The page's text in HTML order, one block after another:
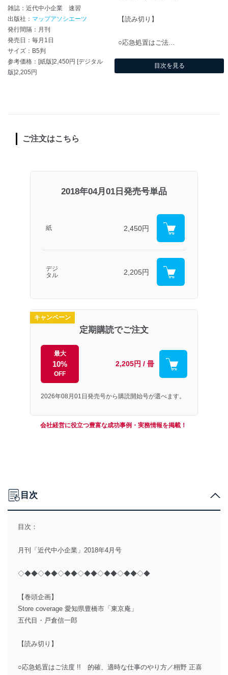
雑誌：近代中小企業 速習
出版社： マップアソシエーツ
発行間隔：月刊
発売日：毎月1日
サイズ：B5判
参考価格：[紙版]2,450円 [デジタル
版]2,205円
【読み切り】
○応急処置はご法...
目次を見る
ご注文はこちら
2018年04月01日発売号単品
紙 2,450円
デジ
タル
2,205円
キャンペーン
定期購読でご注文
最大
10%
OFF
2,205円 / 冊
2026年08月01日発売号から購読開始号が選べます。
会社経営に役立つ豊富な成功事例・実務情報を掲載！
目次
目次：
月刊「近代中小企業」2018年4月号
◇◆◆◇◆◆◇◆◆◇◆◆◇◆◆◇◆◆◇◆
【巻頭企画】
Store coverage 愛知県豊橋市「東京庵」
五代目・戸倉信一郎
【読み切り】
○応急処置はご法度 !! 的確、適時な仕事のやり方／栩野 正喜